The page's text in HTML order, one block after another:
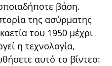
βάση.
της ασύρματης
του 1950 μέχρι
η τεχνολογία,
αυτό το βίντεο: